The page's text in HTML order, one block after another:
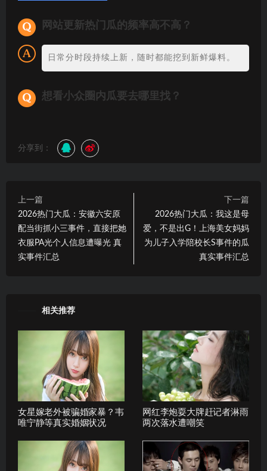
网站更新热门瓜的频率高不高？
日常分时段持续上新，随时都能挖到新鲜爆料。
想看小众圈内瓜要去哪里找？
分享到：
上一篇
2026热门大瓜：安徽六安原
配当街抓小三事件，直接把她
衣服PA光个人信息遭曝光 真
实事件汇总
下一篇
2026热门大瓜：我这是母
爱，不是出G！上海美女妈妈
为儿子入学陪校长S事件的瓜
真实事件汇总
相关推荐
女星嫁老外被骗婚家暴？韦
唯宁静等真实婚姻状况
网红李炮耍大牌赶记者淋雨
两次落水遭嘲笑